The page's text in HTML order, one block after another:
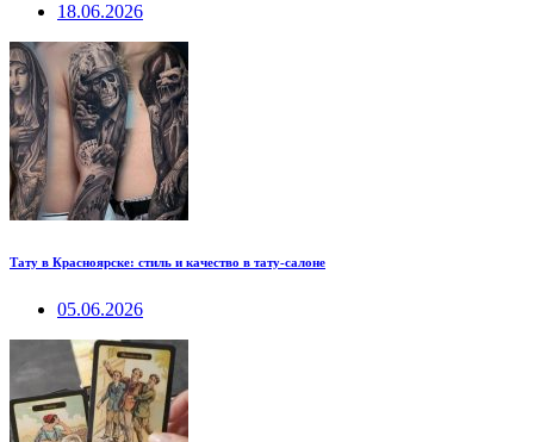
18.06.2026
Тату в Красноярске: стиль и качество в тату-салоне
05.06.2026